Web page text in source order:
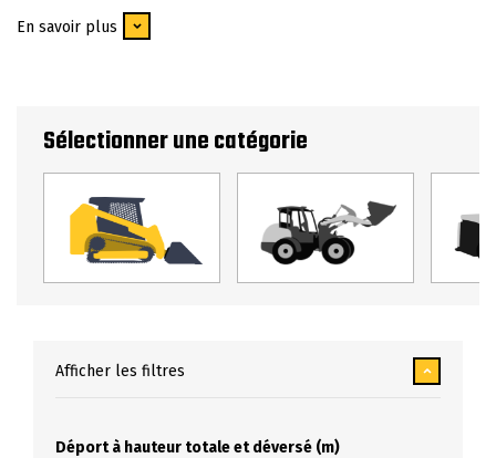
En savoir plus
Sélectionner une catégorie
Afficher les filtres
Déport à hauteur totale et déversé (m)